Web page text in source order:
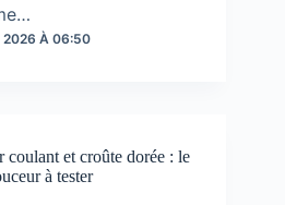
2026 À 06:50
et croûte dorée : le
à tester